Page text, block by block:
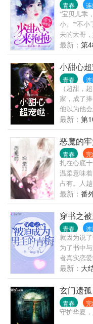
青春
“宝贝儿乖
小。”“不
夫的大哥
过她。他
择，要么
后者。可
她是在洗
老娘不干
婆。做老
后。他：“
文，1V1
最新： 第
小甜心
青春
（超甜，
家，成了
他以为他
她的靠近
她，迁就
最新： 第
恶魔的
青春
扎在心底
温柔意味
占有。人
美好又在
给了我最
狼和一只
最新： 番
穿书之
青春
就因为说
为了书中
者真实恋
一个自称
与男主汇
然将启动
候才认识
么和他汇
不去？哦
最新： 大
玄门遗孤
青春
守护华夏